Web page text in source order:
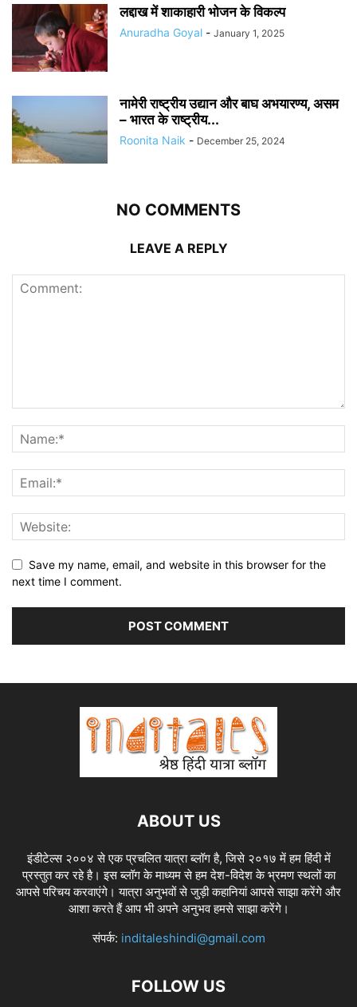
लद्दाख में शाकाहारी भोजन के विकल्प
Anuradha Goyal - January 1, 2025
नामेरी राष्ट्रीय उद्यान और बाघ अभयारण्य, असम
– भारत के राष्ट्रीय...
Roonita Naik - December 25, 2024
NO COMMENTS
LEAVE A REPLY
Save my name, email, and website in this browser for the
next time I comment.
ABOUT US
इंडीटेल्स २००४ से एक प्रचलित यात्रा ब्लॉग है, जिसे २०१७ में हम हिंदी में
प्रस्तुत कर रहे है। इस ब्लॉग के माध्यम से हम देश-विदेश के भ्रमण स्थलों का
आपसे परिचय करवाएंगे। यात्रा अनुभवों से जुड़ी कहानियां आपसे साझा करेंगे और
आशा करते हैं आप भी अपने अनुभव हमसे साझा करेंगे।
संपर्क: inditaleshindi@gmail.com
FOLLOW US